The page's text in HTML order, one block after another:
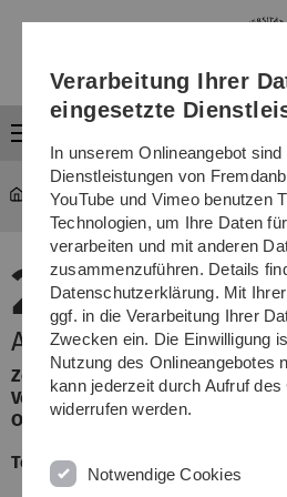
26.April 2026
Arzneipflanzen: Die
Zeit:
Sonntag, 14:15 Uhr
Veranstalter:Botanischer Garten
Ort:
Webinar Zoom
Termin verschoben auf 26.04.26
Verarbeitung Ihrer
eingesetzte
In unserem Onlineangebot sind
Dienstleistungen von
YouTube und Vimeo benutzen
Technologien, um Ihre Daten
verarbeiten und mit anderen
zusammenzuführen. Details
Datenschutzerklärung. Mit
ggf. in die Verarbeitung Ihrer
Zwecken ein. Die Einwilligung
Nutzung des Onlineangebotes
kann jederzeit durch Aufruf des
widerrufen werden.
Notwendige Cookies